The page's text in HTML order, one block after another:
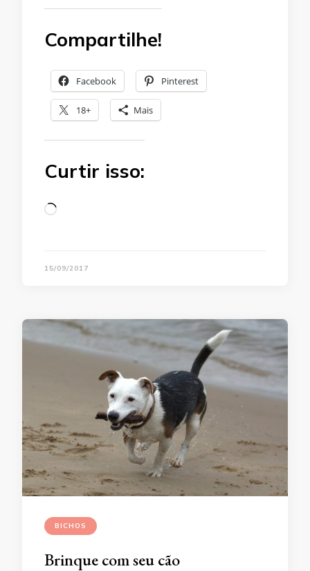
Compartilhe!
Facebook Pinterest
18+ Mais
Curtir isso:
Loading…
15/09/2017
BICHOS
Brinque com seu cão